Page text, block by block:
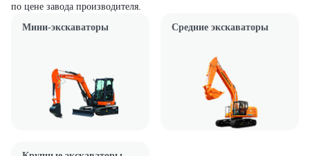
по цене завода производителя.
Мини-экскаваторы
Средние экскаваторы